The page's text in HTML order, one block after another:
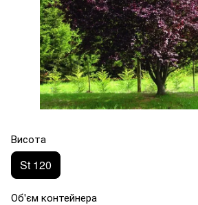
Висота
St 120
Об'єм контейнера